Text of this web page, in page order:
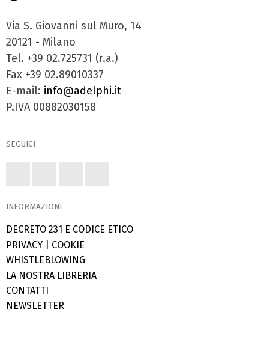
Via S. Giovanni sul Muro, 14
20121 - Milano
Tel. +39 02.725731 (r.a.)
Fax +39 02.89010337
E-mail: info@adelphi.it
P.IVA 00882030158
SEGUICI
INFORMAZIONI
DECRETO 231 E CODICE ETICO
PRIVACY
COOKIE
WHISTLEBLOWING
LA NOSTRA LIBRERIA
CONTATTI
NEWSLETTER